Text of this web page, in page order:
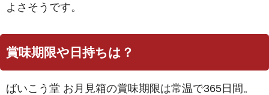
よさそうです。
賞味期限や日持ちは？
ばいこう堂 お月見箱の賞味期限は常温で365日間。